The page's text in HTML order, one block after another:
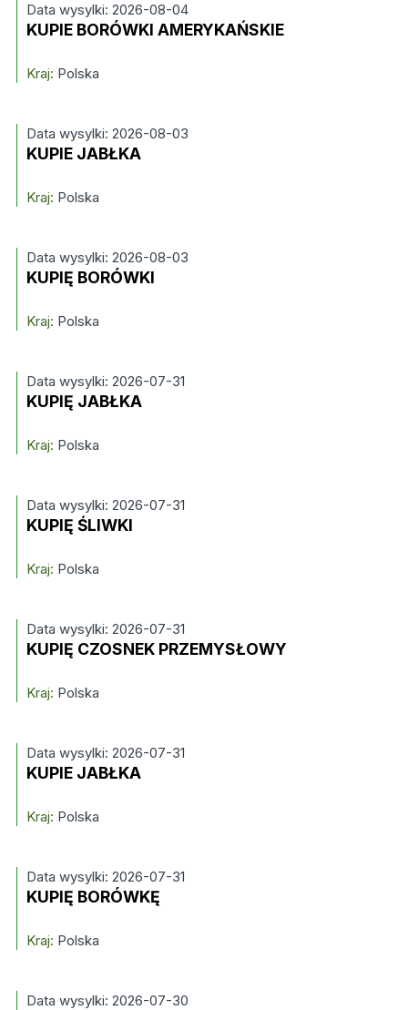
Data wysylki: 2026-08-04
KUPIE BORÓWKI AMERYKAŃSKIE
Kraj: Polska
Data wysylki: 2026-08-03
KUPIE JABŁKA
Kraj: Polska
Data wysylki: 2026-08-03
KUPIĘ BORÓWKI
Kraj: Polska
Data wysylki: 2026-07-31
KUPIĘ JABŁKA
Kraj: Polska
Data wysylki: 2026-07-31
KUPIĘ ŚLIWKI
Kraj: Polska
Data wysylki: 2026-07-31
KUPIĘ CZOSNEK PRZEMYSŁOWY
Kraj: Polska
Data wysylki: 2026-07-31
KUPIE JABŁKA
Kraj: Polska
Data wysylki: 2026-07-31
KUPIĘ BORÓWKĘ
Kraj: Polska
Data wysylki: 2026-07-30